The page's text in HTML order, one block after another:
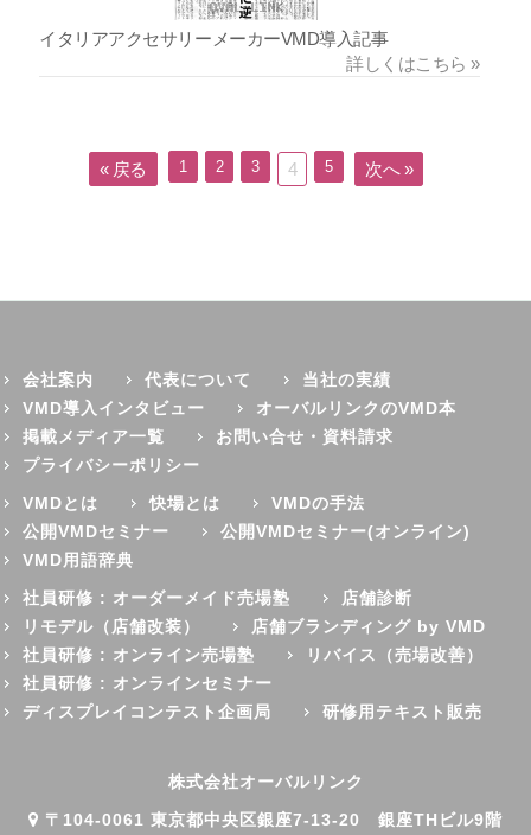
イタリアアクセサリーメーカーVMD導入記事
詳しくはこちら »
« 戻る 1 2 3 4 5 次へ »
会社案内 代表について
当社の実績
VMD導入インタビュー
オーバルリンクのVMD本
掲載メディア一覧
お問い合せ・資料請求
プライバシーポリシー
VMDとは
快場とは
VMDの手法
公開VMDセミナー
公開VMDセミナー(オンライン)
VMD用語辞典
社員研修 : オーダーメイド売場塾
店舗診断
リモデル（店舗改装）
店舗ブランディング by VMD
社員研修 : オンライン売場塾
リバイス（売場改善）
社員研修 : オンラインセミナー
ディスプレイコンテスト企画局
研修用テキスト販売
株式会社オーバルリンク
〒104-0061 東京都中央区銀座7-13-20 銀座THビル9階